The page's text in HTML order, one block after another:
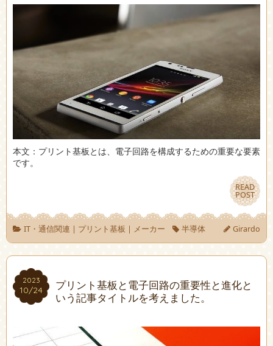
本文：プリント基板とは、電子回路を構成するための重要な要素
です。
READ
POST
READ
POST
IT・通信関連 | プリント基板 | メーカー 半導体 Girardo
2023
10/24
2023
10/24
プリント基板と電子回路の重要性と進化と
いう記事タイトルを考えました。